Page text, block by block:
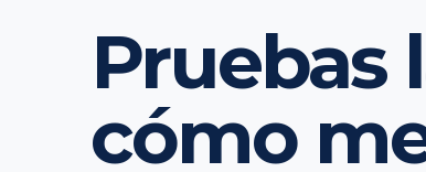
Pruebas
cómo